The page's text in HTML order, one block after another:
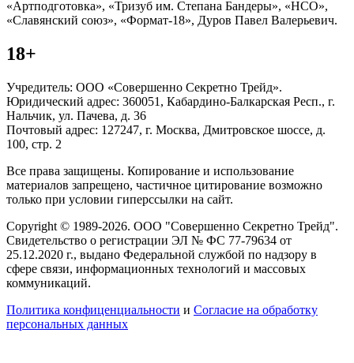
«Артподготовка», «Тризуб им. Степана Бандеры», «НСО»,
«Славянский союз», «Формат-18», Дуров Павел Валерьевич.
18+
Учредитель: ООО «Совершенно Секретно Трейд».
Юридический адрес: 360051, Кабардино-Балкарская Респ., г.
Нальчик, ул. Пачева, д. 36
Почтовый адрес: 127247, г. Москва, Дмитровское шоссе, д.
100, стр. 2
Все права защищены. Копирование и использование
материалов запрещено, частичное цитирование возможно
только при условии гиперссылки на сайт.
Copyright © 1989-2026. ООО "Совершенно Секретно Трейд".
Свидетельство о регистрации ЭЛ № ФС 77-79634 от
25.12.2020 г., выдано Федеральной службой по надзору в
сфере связи, информационных технологий и массовых
коммуникаций.
Политика конфиценциальности и Согласие на обработку
персональных данных